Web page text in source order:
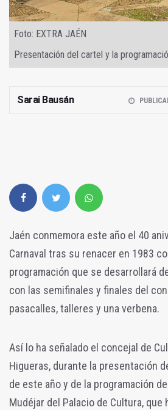
Foto: EXTRA JAÉN
Presentación del cartel y la
Sarai Bausán
Jaén conmemora este año el 40
Carnaval tras su renacer en 1983
programación que se desarrollará
con las semifinales y finales del
pasacalles, talleres y una verbena.
Así lo ha señalado el concejal de
Higueras, durante la presentación
de este año y de la programación
Mudéjar del Palacio de Cultura, que